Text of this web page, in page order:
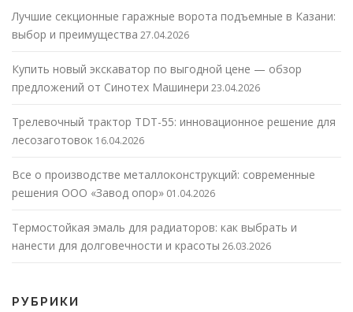
Лучшие секционные гаражные ворота подъемные в Казани:
выбор и преимущества 27.04.2026
Купить новый экскаватор по выгодной цене — обзор
предложений от Синотех Машинери 23.04.2026
Трелевочный трактор TDT-55: инновационное решение для
лесозаготовок 16.04.2026
Все о производстве металлоконструкций: современные
решения ООО «Завод опор» 01.04.2026
Термостойкая эмаль для радиаторов: как выбрать и
нанести для долговечности и красоты 26.03.2026
РУБРИКИ